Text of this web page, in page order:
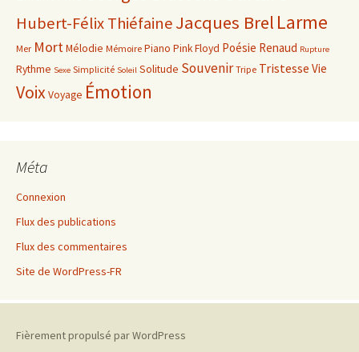
Hubert-Félix ThiéfaineJacques Brel Larme
Mer MortMélodie Mémoire Piano Pink Floyd Poésie Renaud Rupture
Rythme Sexe Simplicité Soleil Solitude Souvenir Tripe Tristesse Vie
VoixVoyage Émotion
Méta
Connexion
Flux des publications
Flux des commentaires
Site de WordPress-FR
Fièrement propulsé par WordPress